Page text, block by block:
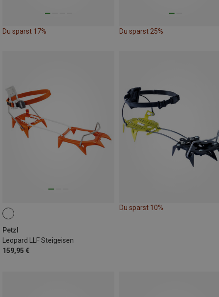
Du sparst 17% Du sparst 25%
Petzl
Leopard LLF Steigeisen
159,95 €
Du sparst 10%